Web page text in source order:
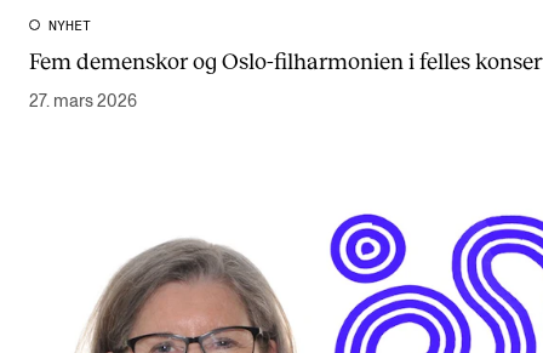
NYHET
Fem demenskor og Oslo-filharmonien i felles
27. mars 2026